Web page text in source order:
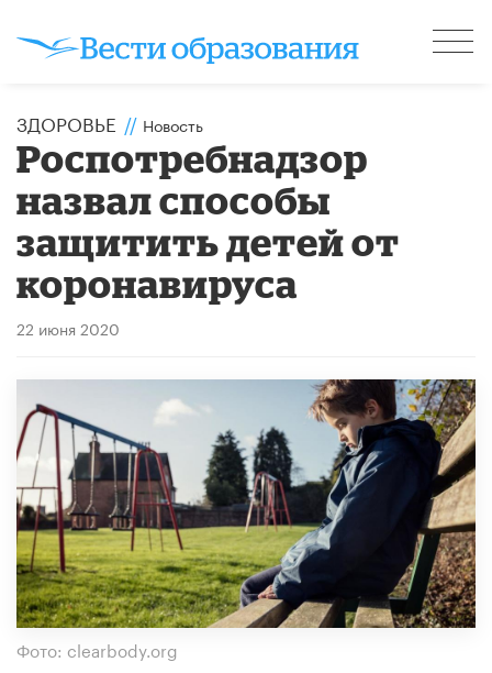
ЗДОРОВЬЕ // Новость
Роспотребнадзор
назвал способы
защитить детей от
коронавируса
22 июня 2020
Фото: clearbody.org